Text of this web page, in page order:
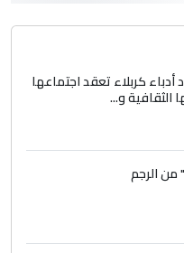
ومفتوحة لانضمام
4
طبية متزوج و
بغداد أرغب في
الاستمرار في
أدباء كربلاء تعقد اجتماعها
الثقافية و...
من الرجم